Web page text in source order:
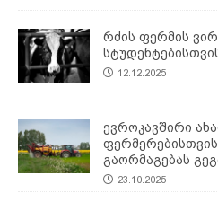
რძის ფერმის
12.12.2025
ევროკავშირი
გაორმაგებას
23.10.2025